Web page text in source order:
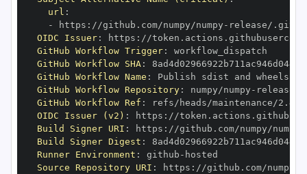
url :
-
https : //github.com/numpy/numpy -
OIDC Issuer: https :
GitHub Workflow Trigger:
GitHub Workflow SHA:
GitHub Workflow Name :
GitHub Workflow Repository: numpy/numpy -
GitHub Workflow Ref :
OIDC Issuer (v2) : https :
Build Signer URI : https : //github.com/numpy/numpy
Build Signer Digest :
Runner Environment : github -
Source Repository URI : https : //github.com/numpy/